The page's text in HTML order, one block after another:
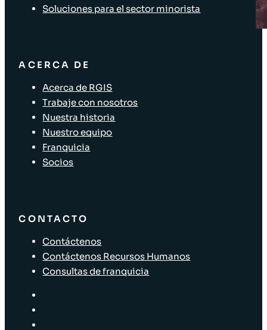
Soluciones para el sector minorista
ACERCA DE
Acerca de RGIS
Trabaje con nosotros
Nuestra historia
Nuestro equipo
Franquicia
Socios
CONTACTO
Contáctenos
Contáctenos Recursos Humanos
Consultas de franquicia